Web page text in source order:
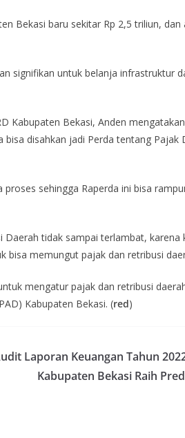
Bekasi baru sekitar Rp 2,5 triliun, dan
signifikan untuk belanja infrastruktur
Kabupaten Bekasi, Anden
disahkan jadi Perda tentang Pajak
sehingga Raperda ini bisa
tidak sampai terlambat, karena
bisa memungut pajak dan retribusi
mengatur pajak dan retribusi
Kabupaten Bekasi. (red)
Laporan Keuangan Tahun
Kabupaten Bekasi Raih